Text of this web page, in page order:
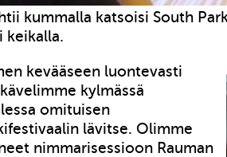
kummalla katsoisi South
keikalla.
kevääseen luontevasti
kylmässä
omituisen
lävitse. Olimme
nimmarisessioon Rauman